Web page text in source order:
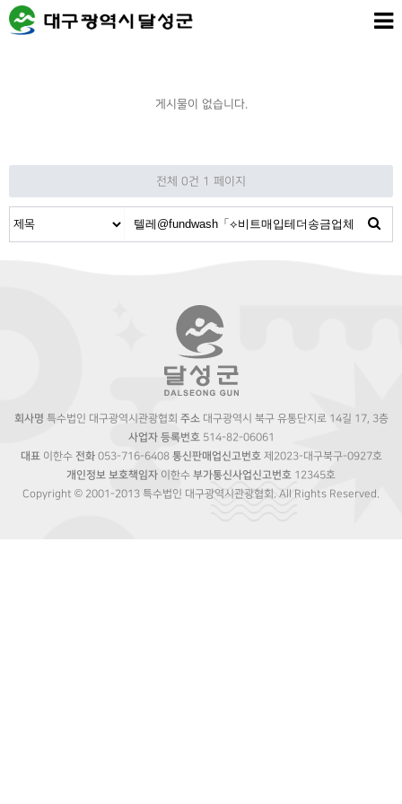
게시물이 없습니다.
전체 0건 1 페이지
회사명 특수법인 대구광역시관광협회 주소대구광역시 북구 유통단지로 14길 17, 3층
사업자 등록번호514-82-06061
대표이한수 전화053-716-6408 통신판매업신고번호제2023-대구북구-0927호
개인정보 보호책임자 이한수 부가통신사업신고번호 12345호
Copyright © 2001-2013 특수법인 대구광역시관광협회. All Rights Reserved.